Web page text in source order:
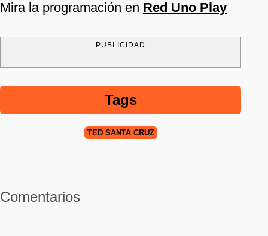
Mira la programación en Red Uno Play
PUBLICIDAD
Tags
TED SANTA CRUZ
Comentarios